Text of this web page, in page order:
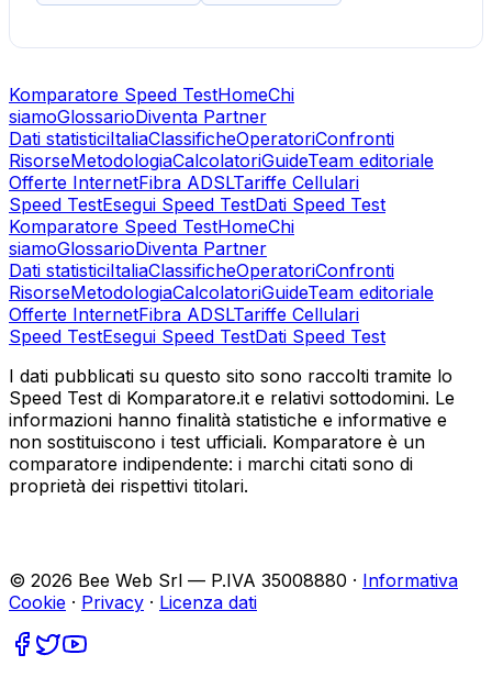
Komparatore Speed TestHomeChi
siamoGlossarioDiventa Partner
Dati statisticiItaliaClassificheOperatoriConfronti
RisorseMetodologiaCalcolatoriGuideTeam editoriale
Offerte InternetFibra ADSLTariffe Cellulari
Speed TestEsegui Speed TestDati Speed Test
Komparatore Speed TestHomeChi
siamoGlossarioDiventa Partner
Dati statisticiItaliaClassificheOperatoriConfronti
RisorseMetodologiaCalcolatoriGuideTeam editoriale
Offerte InternetFibra ADSLTariffe Cellulari
Speed TestEsegui Speed TestDati Speed Test
I dati pubblicati su questo sito sono raccolti tramite lo
Speed Test di Komparatore.it e relativi sottodomini. Le
informazioni hanno finalità statistiche e informative e
non sostituiscono i test ufficiali. Komparatore è un
comparatore indipendente: i marchi citati sono di
proprietà dei rispettivi titolari.
© 2026 Bee Web Srl — P.IVA 35008880 · Informativa
Cookie · Privacy · Licenza dati